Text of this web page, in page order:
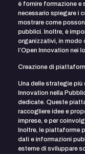
è fornire formazione e
necessario spiegare i
mostrare come
pubblici. Inoltre, è
organizzativi, in modo
l’Open Innovation nei
Creazione di
Una delle strategie più
Innovation nella
dedicate. Queste
raccogliere idee e
imprese, e per
Inoltre, le piattaforme
dati e informazioni
esterne di sviluppare